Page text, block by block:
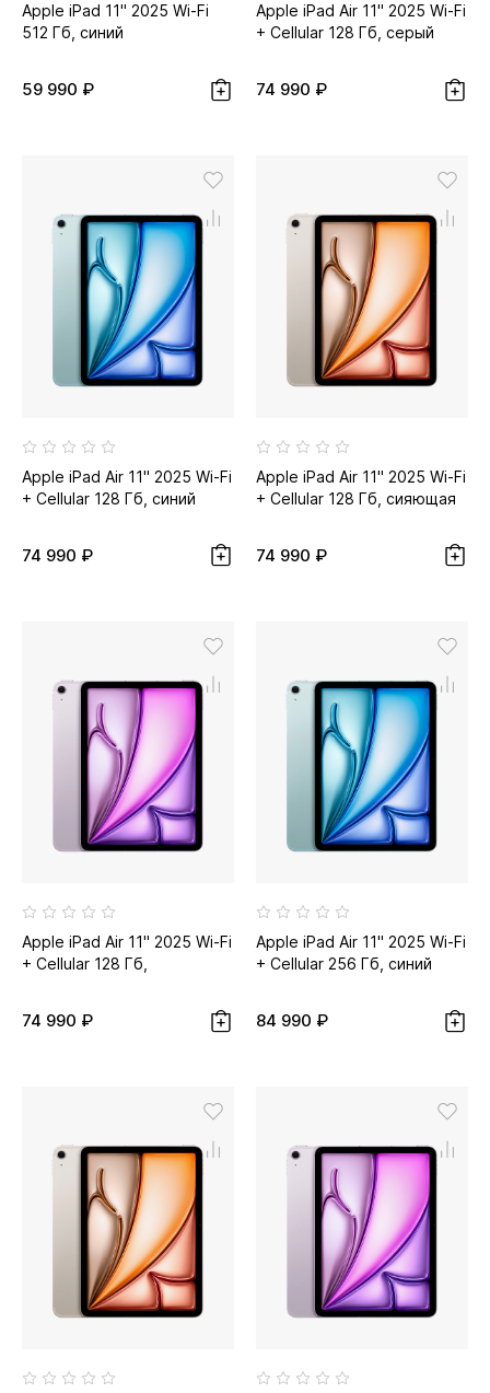
Apple iPad 11" 2025 Wi-Fi
512 Гб, синий
59 990 ₽
Apple iPad Air 11" 2025 Wi-Fi
+ Cellular 128 Гб, серый
74 990 ₽
Apple iPad Air 11" 2025 Wi-Fi
+ Cellular 128 Гб, синий
74 990 ₽
Apple iPad Air 11" 2025 Wi-Fi
+ Cellular 128 Гб, сияющая
74 990 ₽
Apple iPad Air 11" 2025 Wi-Fi
+ Cellular 128 Гб,
74 990 ₽
Apple iPad Air 11" 2025 Wi-Fi
+ Cellular 256 Гб, синий
84 990 ₽